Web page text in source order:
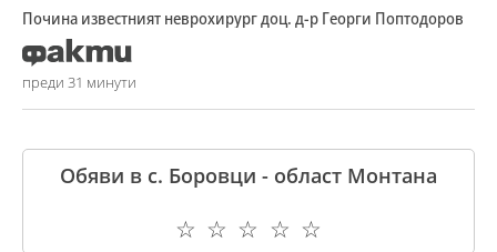
Почина известният неврохирург доц. д-р Георги Поптодоров
преди 31 минути
Обяви в с. Боровци - област Монтана
☆
☆
☆
☆
☆